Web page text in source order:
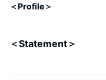
＜Profile＞
＜Statement＞